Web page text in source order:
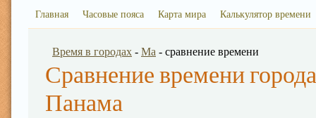
Главная Часовые пояса Карта мира Калькулятор времени
Время в городах - Ma - сравнение времени
Сравнение времени
Панама